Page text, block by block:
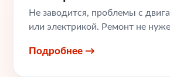
Не заводится, проблемы с
или электрикой. Ремонт не
Подробнее →